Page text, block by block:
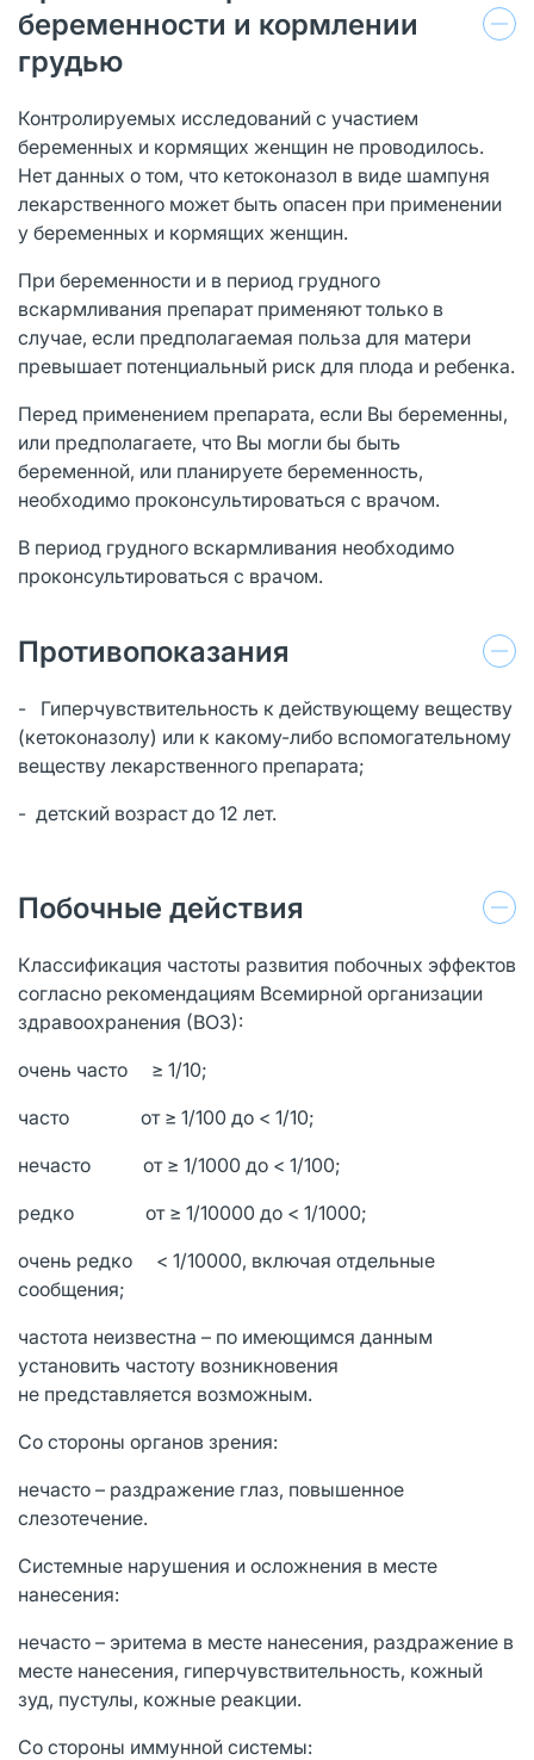
беременности и кормлении
грудью
Контролируемых исследований с участием
беременных и кормящих женщин не проводилось.
Нет данных о том, что кетоконазол в виде шампуня
лекарственного может быть опасен при применении
у беременных и кормящих женщин.
При беременности и в период грудного
вскармливания препарат применяют только в
случае, если предполагаемая польза для матери
превышает потенциальный риск для плода и ребенка.
Перед применением препарата, если Вы беременны,
или предполагаете, что Вы могли бы быть
беременной, или планируете беременность,
необходимо проконсультироваться с врачом.
В период грудного вскармливания необходимо
проконсультироваться с врачом.
Противопоказания
- Гиперчувствительность к действующему веществу
(кетоконазолу) или к какому-либо вспомогательному
веществу лекарственного препарата;
- детский возраст до 12 лет.
Побочные действия
Классификация частоты развития побочных эффектов
согласно рекомендациям Всемирной организации
здравоохранения (ВОЗ):
очень часто ≥ 1/10;
часто от ≥ 1/100 до < 1/10;
нечасто от ≥ 1/1000 до < 1/100;
редко от ≥ 1/10000 до < 1/1000;
очень редко < 1/10000, включая отдельные
сообщения;
частота неизвестна – по имеющимся данным
установить частоту возникновения
не представляется возможным.
Со стороны органов зрения:
нечасто – раздражение глаз, повышенное
слезотечение.
Системные нарушения и осложнения в месте
нанесения:
нечасто – эритема в месте нанесения, раздражение в
месте нанесения, гиперчувствительность, кожный
зуд, пустулы, кожные реакции.
Со стороны иммунной системы: